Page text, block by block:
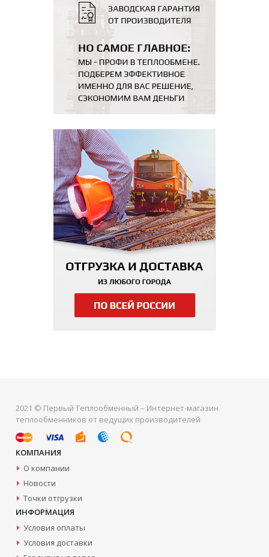
2021 © Первый Теплообменный – Интернет-магазин
теплообменников от ведущих производителей
КОМПАНИЯ
О компании
Новости
Точки отгрузки
ИНФОРМАЦИЯ
Условия оплаты
Условия доставки